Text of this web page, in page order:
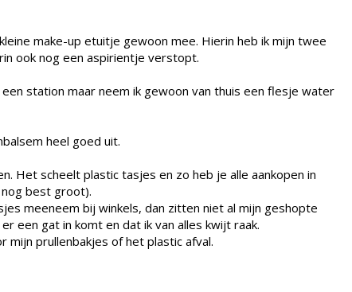
make-up etuitje gewoon mee. Hierin heb ik mijn twee
ook nog een aspirientje verstopt.
station maar neem ik gewoon van thuis een flesje water
heel goed uit.
Het scheelt plastic tasjes en zo heb je alle aankopen in
best groot).
meeneem bij winkels, dan zitten niet al mijn geshopte
een gat in komt en dat ik van alles kwijt raak.
mijn prullenbakjes of het plastic afval.